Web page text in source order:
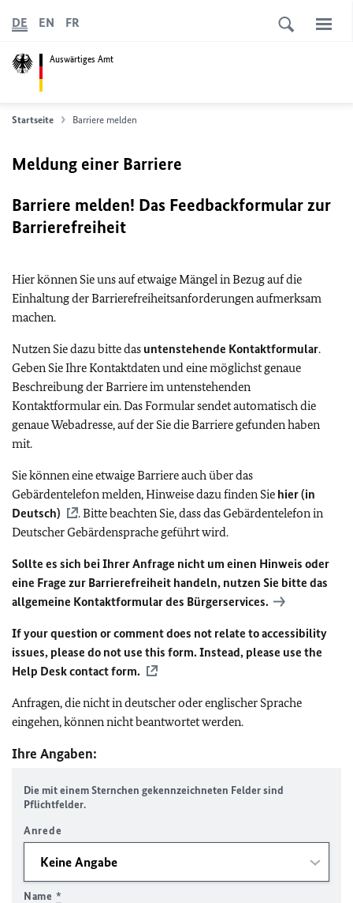
Auswärtiges Amt
DE EN FR
Startseite Barriere melden
Meldung einer Barriere
Barriere melden! Das Feedbackformular zur
Barrierefreiheit
Hier können Sie uns auf etwaige Mängel in Bezug auf die
Einhaltung der Barrierefreiheitsanforderungen aufmerksam
machen.
Nutzen Sie dazu bitte das untenstehende Kontaktformular.
Geben Sie Ihre Kontaktdaten und eine möglichst genaue
Beschreibung der Barriere im untenstehenden
Kontaktformular ein. Das Formular sendet automatisch die
genaue Webadresse, auf der Sie die Barriere gefunden haben
mit.
Sie können eine etwaige Barriere auch über das
Gebärdentelefon melden, Hinweise dazu finden Sie hier (in
Deutsch)
. Bitte beachten Sie, dass das Gebärdentelefon in
Deutscher Gebärdensprache geführt wird.
Sollte es sich bei Ihrer Anfrage nicht um einen Hinweis oder
eine Frage zur Barrierefreiheit handeln, nutzen Sie bitte das
allgemeine Kontaktformular des Bürgerservices.
If your question or comment does not relate to accessibility
issues, please do not use this form. Instead, please use the
Help Desk contact form.
Anfragen, die nicht in deutscher oder englischer Sprache
eingehen, können nicht beantwortet werden.
Ihre Angaben:
Die mit einem Sternchen gekennzeichneten Felder sind
Pflichtfelder.
Anrede
Name *